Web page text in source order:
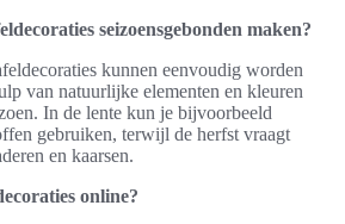
seizoensgebonden maken?
kunnen eenvoudig worden
van natuurlijke elementen en kleuren
In de lente kun je bijvoorbeeld
gebruiken, terwijl de herfst vraagt
en kaarsen.
online?